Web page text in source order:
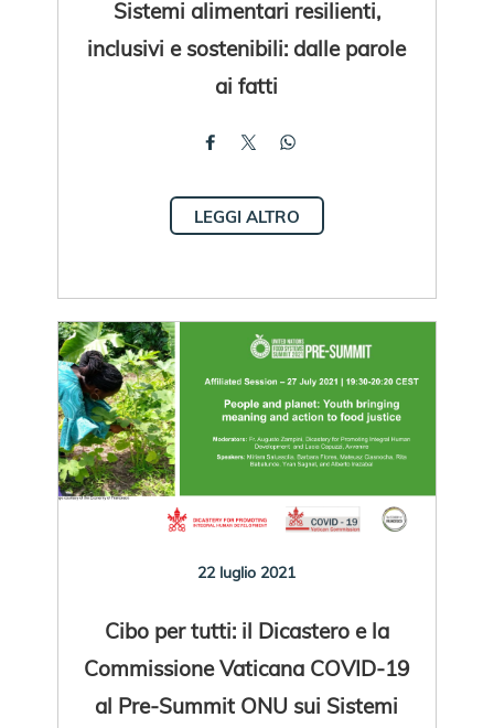
Sistemi alimentari resilienti,
inclusivi e sostenibili: dalle parole
ai fatti
LEGGI ALTRO
22 luglio 2021
Cibo per tutti: il Dicastero e la
Commissione Vaticana COVID-19
al Pre-Summit ONU sui Sistemi